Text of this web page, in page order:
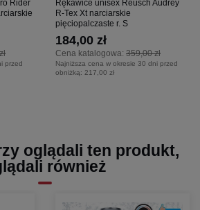
Rider
przed
Rękawice unisex Reusch Audrey
R-Tex Xt narciarskie
pięciopalczaste r. S
Cena katalogowa: 359,00 zł
184,00 zł
Najniższa cena w okresie 30 dni przed
obniżką: 217,00 zł
oglądali ten produkt,
również